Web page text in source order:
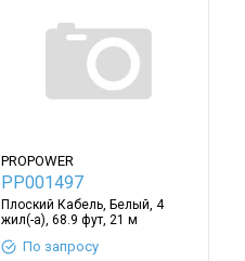
PROPOWER
PP001497
Плоский Кабель, Белый, 4
жил(-а), 68.9 фут, 21 м
По запросу